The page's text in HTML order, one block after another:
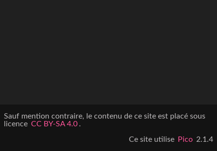
Sauf mention contraire, le contenu de ce site est placé sous
licence CC BY-SA 4.0 .
Ce site utilise
Pico 2.1.4